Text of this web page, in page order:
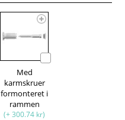
Med
karmskruer
formonteret i
rammen
(+ 300.74 kr)